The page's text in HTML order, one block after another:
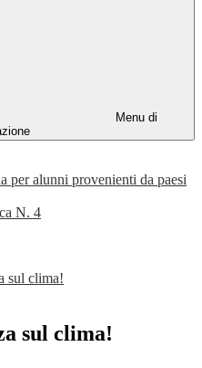
Menu di
per alunni provenienti da paesi
N. 4
sul clima!
sul clima!